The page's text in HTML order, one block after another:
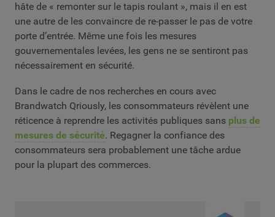
hâte de « remonter sur le tapis roulant », mais il en est
une autre de les convaincre de re-passer le pas de votre
porte d’entrée. Même une fois les mesures
gouvernementales levées, les gens ne se sentiront pas
nécessairement en sécurité.
Dans le cadre de nos recherches en cours avec
Brandwatch Qriously, les consommateurs révèlent une
réticence à reprendre les activités publiques sans plus de
mesures de sécurité. Regagner la confiance des
consommateurs sera probablement une tâche ardue
pour la plupart des commerces.